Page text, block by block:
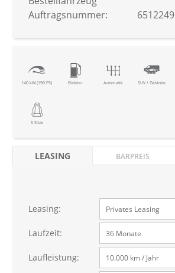
140 kW (190 PS) Elektro Automatik SUV / Gelände
5 Sitze
Auftragsnummer:
6512249
LEASING BARPREIS
Leasing:
Laufzeit:
Laufleistung: